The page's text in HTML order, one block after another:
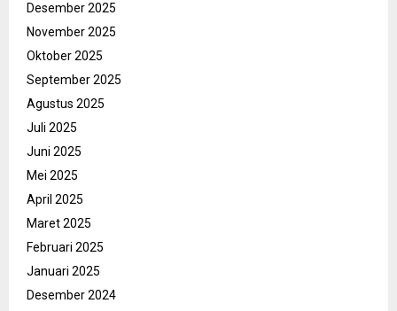
Desember 2025
November 2025
Oktober 2025
September 2025
Agustus 2025
Juli 2025
Juni 2025
Mei 2025
April 2025
Maret 2025
Februari 2025
Januari 2025
Desember 2024